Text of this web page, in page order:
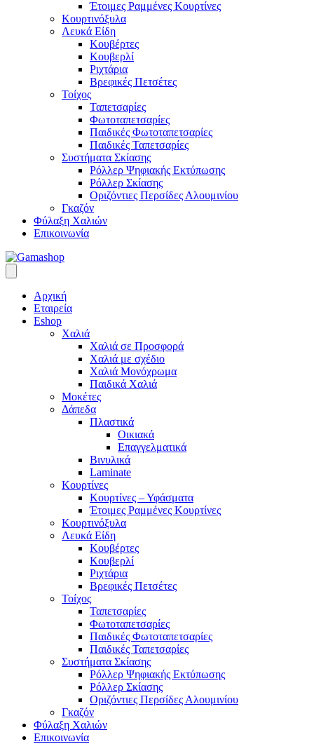
Έτοιμες Ραμμένες Κουρτίνες
Κουρτινόξυλα
Λευκά Είδη
Κουβέρτες
Κουβερλί
Ριχτάρια
Βρεφικές Πετσέτες
Τοίχος
Ταπετσαρίες
Φωτοταπετσαρίες
Παιδικές Φωτοταπετσαρίες
Παιδικές Ταπετσαρίες
Συστήματα Σκίασης
Ρόλλερ Ψηφιακής Εκτύπωσης
Ρόλλερ Σκίασης
Οριζόντιες Περσίδες Αλουμινίου
Γκαζόν
Φύλαξη Χαλιών
Επικοινωνία
Αρχική
Εταιρεία
Eshop
Χαλιά
Χαλιά σε Προσφορά
Χαλιά με σχέδιο
Χαλιά Μονόχρωμα
Παιδικά Χαλιά
Μοκέτες
Δάπεδα
Πλαστικά
Οικιακά
Επαγγελματικά
Βινυλικά
Laminate
Κουρτίνες
Κουρτίνες – Υφάσματα
Έτοιμες Ραμμένες Κουρτίνες
Κουρτινόξυλα
Λευκά Είδη
Κουβέρτες
Κουβερλί
Ριχτάρια
Βρεφικές Πετσέτες
Τοίχος
Ταπετσαρίες
Φωτοταπετσαρίες
Παιδικές Φωτοταπετσαρίες
Παιδικές Ταπετσαρίες
Συστήματα Σκίασης
Ρόλλερ Ψηφιακής Εκτύπωσης
Ρόλλερ Σκίασης
Οριζόντιες Περσίδες Αλουμινίου
Γκαζόν
Φύλαξη Χαλιών
Επικοινωνία